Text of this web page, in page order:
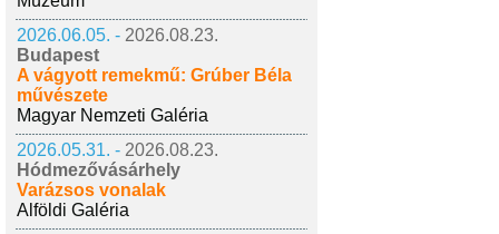
2026.06.05. - 2026.08.23.
Budapest
A vágyott remekmű: Grúber Béla
művészete
Magyar Nemzeti Galéria
2026.05.31. - 2026.08.23.
Hódmezővásárhely
Varázsos vonalak
Alföldi Galéria